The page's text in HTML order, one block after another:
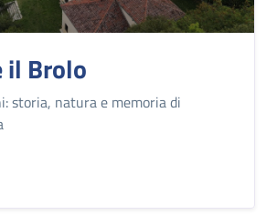
il Brolo
storia, natura e memoria di